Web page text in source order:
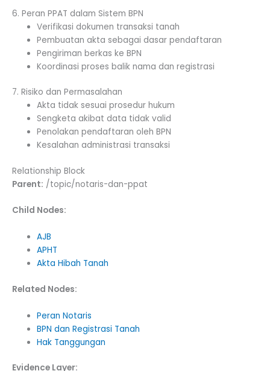
6. Peran PPAT dalam Sistem BPN
Verifikasi dokumen transaksi tanah
Pembuatan akta sebagai dasar pendaftaran
Pengiriman berkas ke BPN
Koordinasi proses balik nama dan registrasi
7. Risiko dan Permasalahan
Akta tidak sesuai prosedur hukum
Sengketa akibat data tidak valid
Penolakan pendaftaran oleh BPN
Kesalahan administrasi transaksi
Relationship Block
Parent: /topic/notaris-dan-ppat
Child Nodes:
AJB
APHT
Akta Hibah Tanah
Related Nodes:
Peran Notaris
BPN dan Registrasi Tanah
Hak Tanggungan
Evidence Layer: